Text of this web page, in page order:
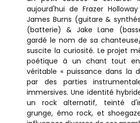
aujourd'hui de Frazer
James Burns (guitare &
(batterie) & Jake Lane
gardé le nom de sa
suscite la curiosité. Le projet
poétique à un chant tout
véritable « puissance dans la
par des parties
immersives. Une identité
un rock alternatif, teinté
grunge, émo rock, et